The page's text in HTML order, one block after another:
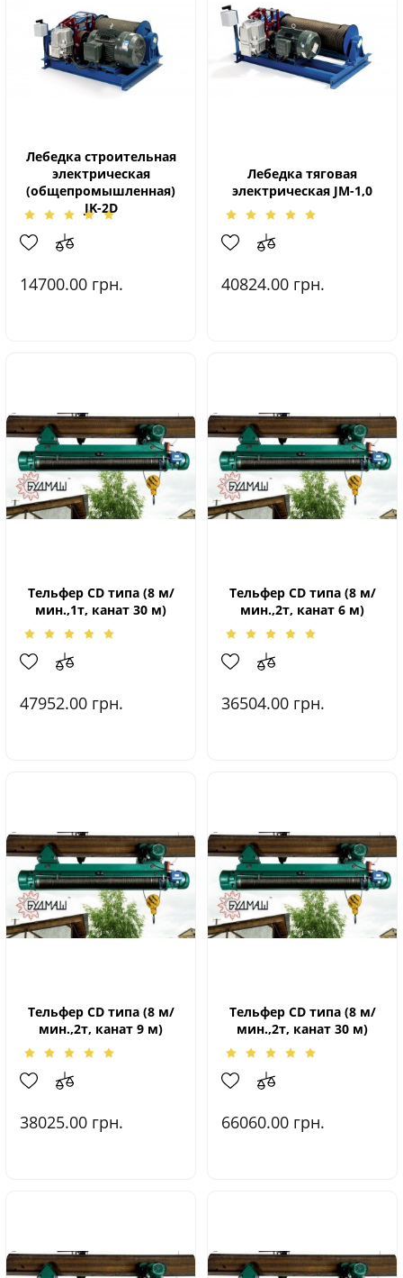
Лебедка строительная
электрическая
(общепромышленная)
JK-2D
14700.00 грн.
Лебедка тяговая
электрическая JМ-1,0
40824.00 грн.
Тельфер CD типа (8 м/
мин.,1т, канат 30 м)
47952.00 грн.
Тельфер CD типа (8 м/
мин.,2т, канат 6 м)
36504.00 грн.
Тельфер CD типа (8 м/
мин.,2т, канат 9 м)
38025.00 грн.
Тельфер CD типа (8 м/
мин.,2т, канат 30 м)
66060.00 грн.